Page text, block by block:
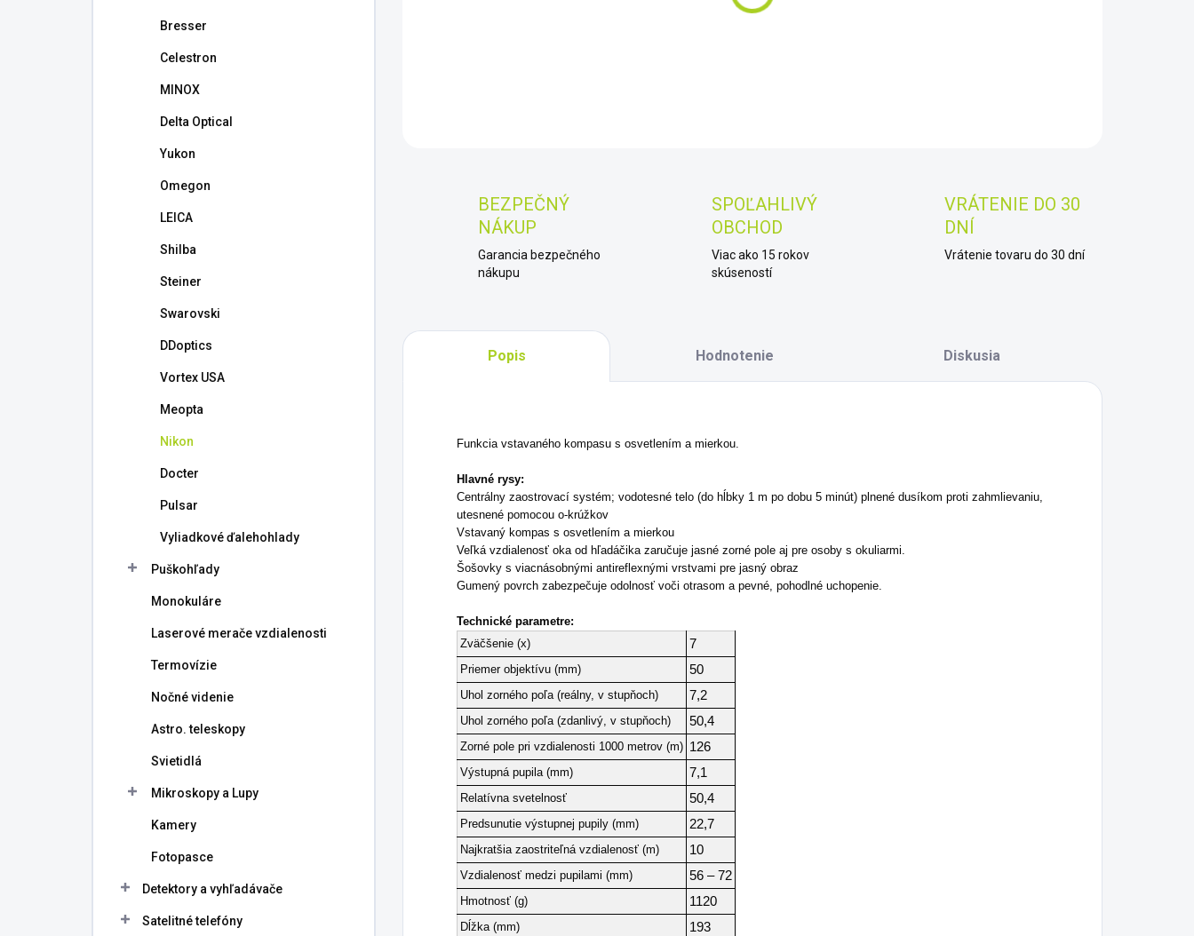
Bresser
Celestron
MINOX
Delta Optical
Yukon
Omegon
LEICA
Shilba
Steiner
Swarovski
DDoptics
Vortex USA
Meopta
Nikon
Docter
Pulsar
Vyliadkové ďalehohlady
Puškohľady
Monokuláre
Laserové merače vzdialenosti
Termovízie
Nočné videnie
Astro. teleskopy
Svietidlá
Mikroskopy a Lupy
Kamery
Fotopasce
Detektory a vyhľadávače
Satelitné telefóny
BEZPEČNÝ
NÁKUP
Garancia bezpečného
nákupu
SPOĽAHLIVÝ
OBCHOD
Viac ako 15 rokov
skúseností
VRÁTENIE DO 30
DNÍ
Vrátenie tovaru do 30 dní
Popis Hodnotenie Diskusia
Funkcia vstavaného kompasu s osvetlením a mierkou.
Hlavné rysy:
Centrálny zaostrovací systém; vodotesné telo (do hĺbky 1 m po dobu 5 minút) plnené dusíkom proti zahmlievaniu,
utesnené pomocou o-krúžkov
Vstavaný kompas s osvetlením a mierkou
Veľká vzdialenosť oka od hľadáčika zaručuje jasné zorné pole aj pre osoby s okuliarmi.
Šošovky s viacnásobnými antireflexnými vrstvami pre jasný obraz
Gumený povrch zabezpečuje odolnosť voči otrasom a pevné, pohodlné uchopenie.
Technické parametre:
Zväčšenie (x)
7
Priemer objektívu (mm) 50
Uhol zorného poľa (reálny, v stupňoch) 7,2
Uhol zorného poľa (zdanlivý, v stupňoch) 50,4
Zorné pole pri vzdialenosti 1000 metrov (m) 126
Výstupná pupila (mm) 7,1
Relatívna svetelnosť 50,4
Predsunutie výstupnej pupily (mm) 22,7
Najkratšia zaostriteľná vzdialenosť (m) 10
Vzdialenosť medzi pupilami (mm) 56 – 72
Hmotnosť (g) 1120
Dĺžka (mm) 193